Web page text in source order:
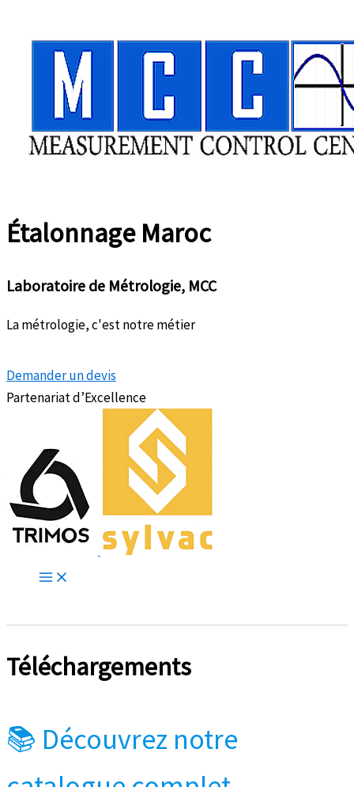
ÉtalonnageMaroc
Laboratoire de Métrologie, MCC
La métrologie, c'est notre métier
Demander un devis
Partenariat d’Excellence
Téléchargements
📚 Découvrez notre